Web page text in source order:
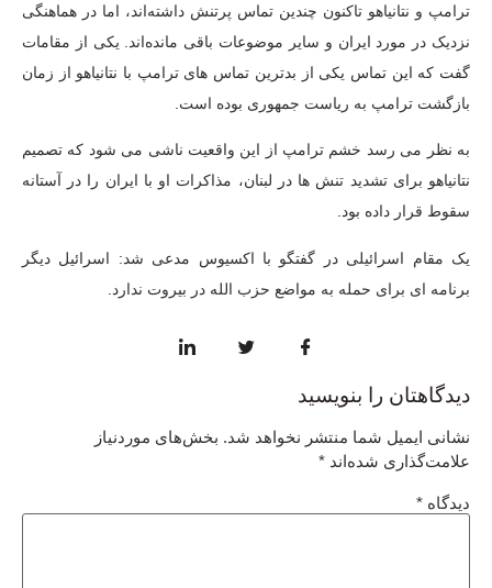
ترامپ و نتانیاهو تاکنون چندین تماس پرتنش داشته‌اند، اما در هماهنگی
نزدیک در مورد ایران و سایر موضوعات باقی مانده‌اند. یکی از مقامات
گفت که این تماس یکی از بدترین تماس های ترامپ با نتانیاهو از زمان
بازگشت ترامپ به ریاست جمهوری بوده است.
به نظر می رسد خشم ترامپ از این واقعیت ناشی می شود که تصمیم
نتانیاهو برای تشدید تنش ها در لبنان، مذاکرات او با ایران را در آستانه
سقوط قرار داده بود.
یک مقام اسرائیلی در گفتگو با اکسیوس مدعی شد: اسرائیل دیگر
برنامه ای برای حمله به مواضع حزب الله در بیروت ندارد.
دیدگاهتان را بنویسید
نشانی ایمیل شما منتشر نخواهد شد. بخش‌های موردنیاز
علامت‌گذاری شده‌اند *
دیدگاه *